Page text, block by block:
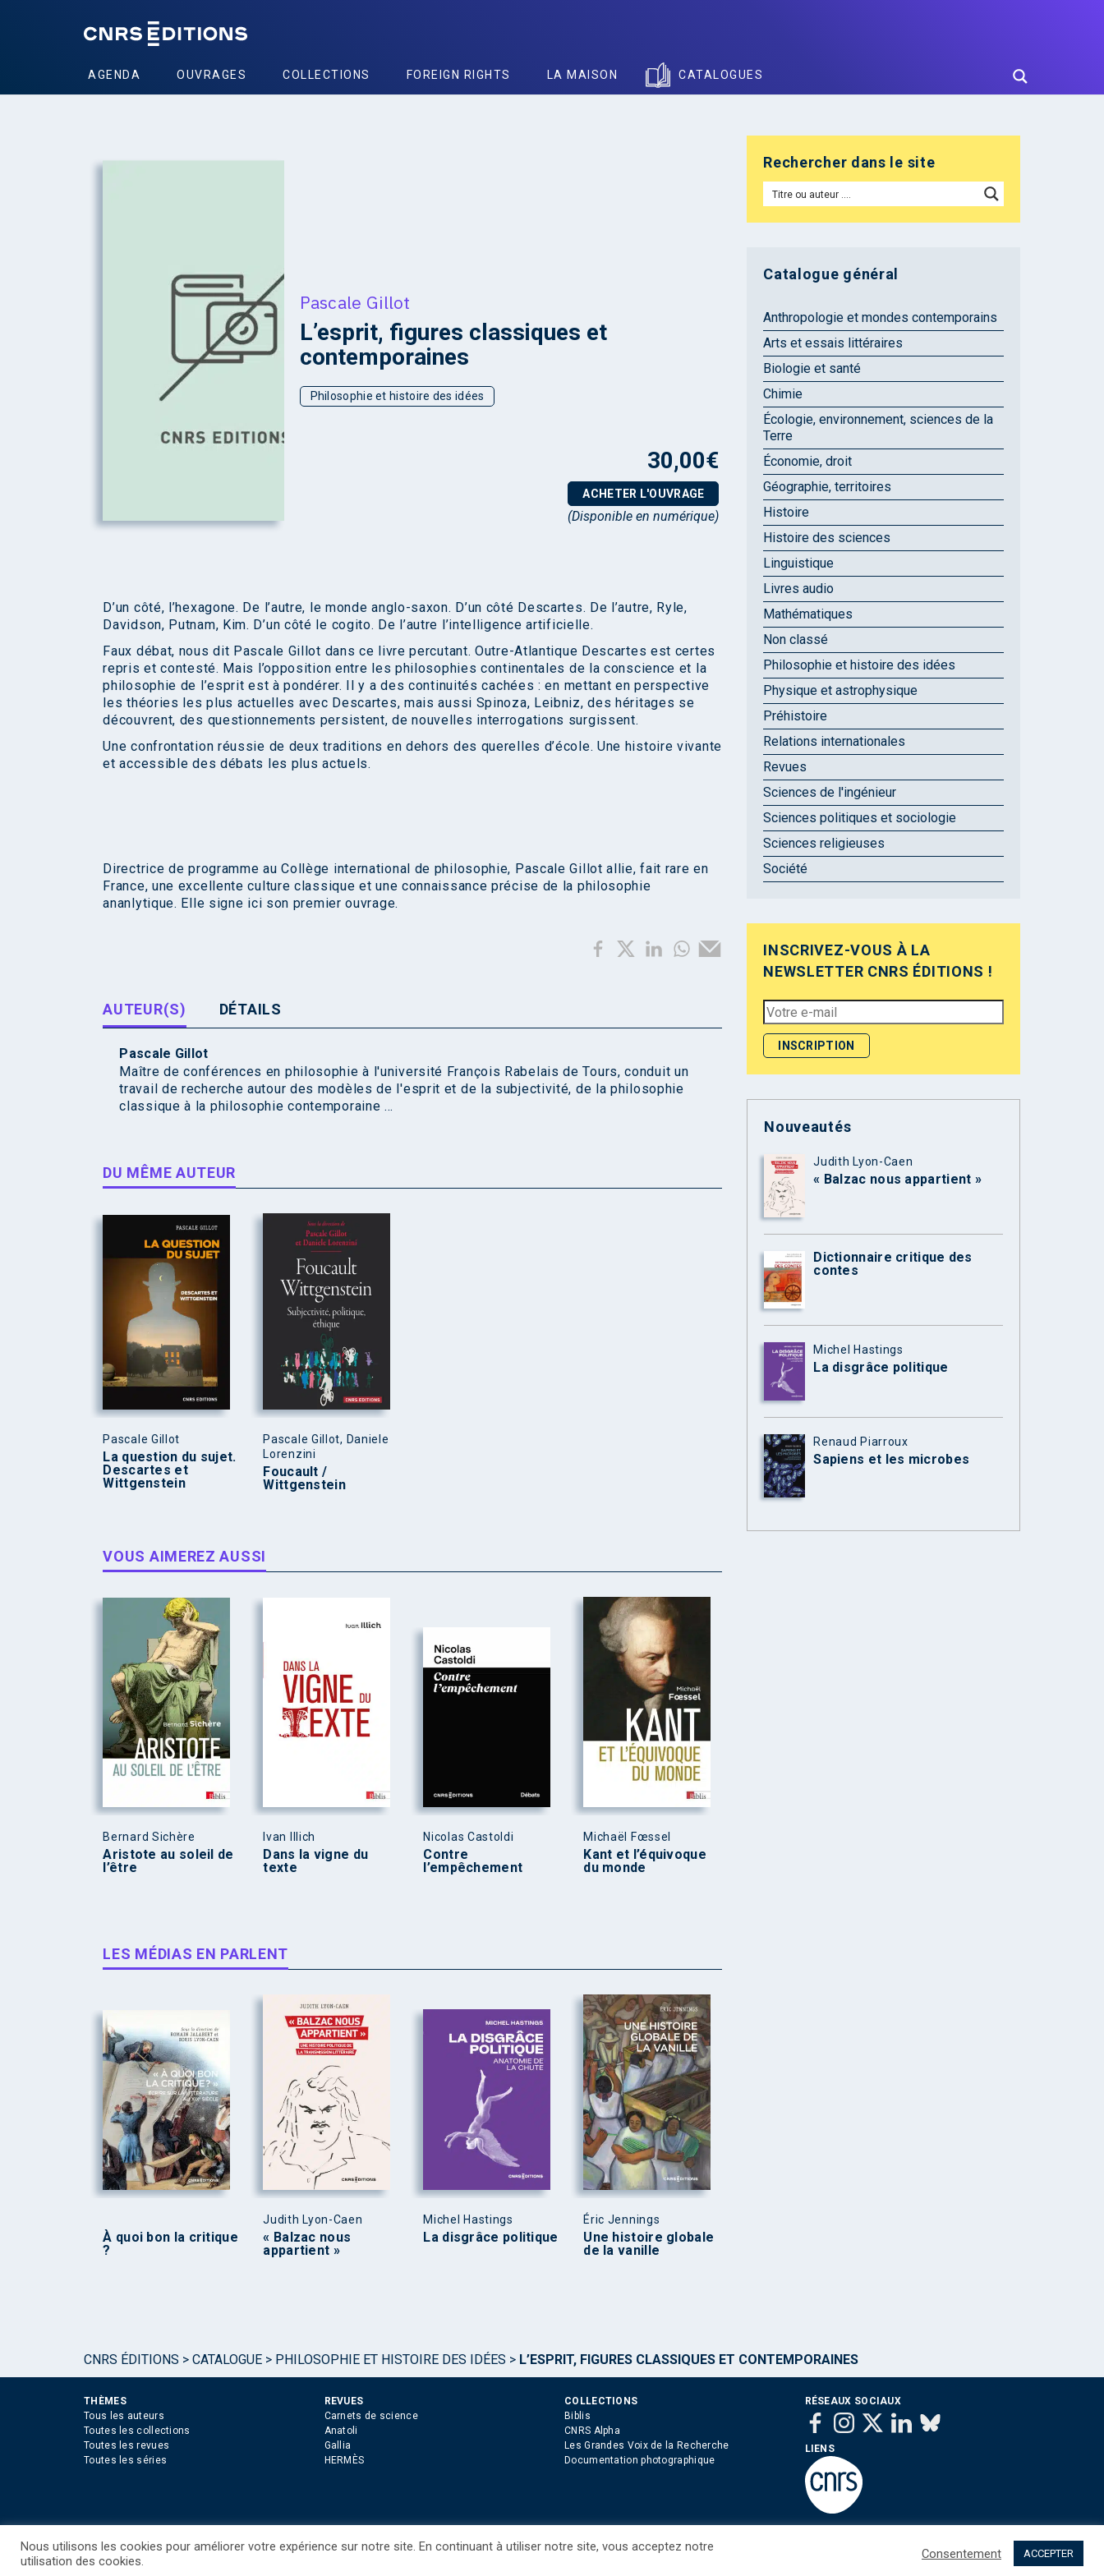
AGENDA OUVRAGES COLLECTIONS FOREIGN RIGHTS LA MAISON CATALOGUES
Pascale Gillot
L’esprit, figures classiques et
contemporaines
Philosophie et histoire des idées
30,00€
ACHETER L'OUVRAGE
(Disponible en numérique)
D’un côté, l’hexagone. De l’autre, le monde anglo-saxon. D’un côté Descartes. De l’autre, Ryle,
Davidson, Putnam, Kim. D’un côté le cogito. De l’autre l’intelligence artificielle.
Faux débat, nous dit Pascale Gillot dans ce livre percutant. Outre-Atlantique Descartes est certes
repris et contesté. Mais l’opposition entre les philosophies continentales de la conscience et la
philosophie de l’esprit est à pondérer. Il y a des continuités cachées : en mettant en perspective
les théories les plus actuelles avec Descartes, mais aussi Spinoza, Leibniz, des héritages se
découvrent, des questionnements persistent, de nouvelles interrogations surgissent.
Une confrontation réussie de deux traditions en dehors des querelles d’école. Une histoire vivante
et accessible des débats les plus actuels.
Directrice de programme au Collège international de philosophie, Pascale Gillot allie, fait rare en
France, une excellente culture classique et une connaissance précise de la philosophie
ananlytique. Elle signe ici son premier ouvrage.
AUTEUR(S) DÉTAILS
Pascale Gillot
Maître de conférences en philosophie à l'université François Rabelais de Tours, conduit un
travail de recherche autour des modèles de l'esprit et de la subjectivité, de la philosophie
classique à la philosophie contemporaine ...
DU MÊME AUTEUR
Pascale Gillot
La question du sujet.
Descartes et
Wittgenstein
Pascale Gillot, Daniele
Lorenzini
Foucault /
Wittgenstein
VOUS AIMEREZ AUSSI
Bernard Sichère
Aristote au soleil de
l’être
Ivan Illich
Dans la vigne du
texte
Nicolas Castoldi
Contre
l’empêchement
Michaël Fœssel
Kant et l’équivoque
du monde
LES MÉDIAS EN PARLENT
À quoi bon la critique
?
Judith Lyon-Caen
« Balzac nous
appartient »
Michel Hastings
La disgrâce politique
Éric Jennings
Une histoire globale
de la vanille
Rechercher dans le site
Catalogue général
Anthropologie et mondes contemporains
Arts et essais littéraires
Biologie et santé
Chimie
Écologie, environnement, sciences de la
Terre
Économie, droit
Géographie, territoires
Histoire
Histoire des sciences
Linguistique
Livres audio
Mathématiques
Non classé
Philosophie et histoire des idées
Physique et astrophysique
Préhistoire
Relations internationales
Revues
Sciences de l'ingénieur
Sciences politiques et sociologie
Sciences religieuses
Société
INSCRIVEZ-VOUS À LA
NEWSLETTER CNRS ÉDITIONS !
Nouveautés
Judith Lyon-Caen
« Balzac nous appartient »
Dictionnaire critique des
contes
Michel Hastings
La disgrâce politique
Renaud Piarroux
Sapiens et les microbes
CNRS ÉDITIONS > CATALOGUE > PHILOSOPHIE ET HISTOIRE DES IDÉES > L’ESPRIT, FIGURES CLASSIQUES ET CONTEMPORAINES
THÈMES
Tous les auteurs
Toutes les collections
Toutes les revues
Toutes les séries
REVUES
Carnets de science
Anatoli
Gallia
HERMÈS
COLLECTIONS
Biblis
CNRS Alpha
Les Grandes Voix de la Recherche
Documentation photographique
RÉSEAUX SOCIAUX
LIENS
©CNRS EDITIONS 2025
Nous utilisons les cookies pour améliorer votre expérience sur notre site. En continuant à utiliser notre site, vous acceptez notre
utilisation des cookies.
Consentement ACCEPTER